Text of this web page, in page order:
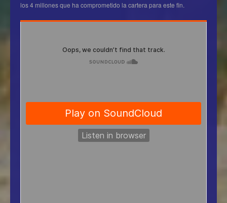
los 4 millones que ha comprometido la cartera para este fin.